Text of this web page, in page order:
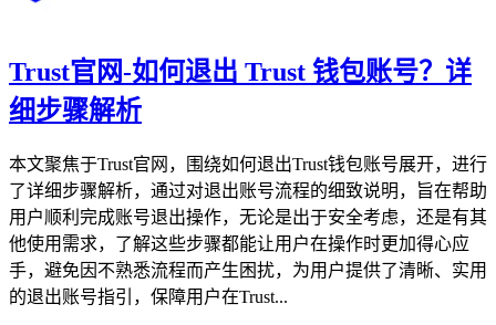
Trust官网-如何退出 Trust 钱包账号？详
细步骤解析
本文聚焦于Trust官网，围绕如何退出Trust钱包账号展开，进行
了详细步骤解析，通过对退出账号流程的细致说明，旨在帮助
用户顺利完成账号退出操作，无论是出于安全考虑，还是有其
他使用需求，了解这些步骤都能让用户在操作时更加得心应
手，避免因不熟悉流程而产生困扰，为用户提供了清晰、实用
的退出账号指引，保障用户在Trust...